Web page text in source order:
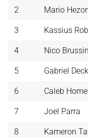
2 Mario
3 Kassius
4 Nico
5 Gabriel Deck
6 Caleb
7 Joel Parra
8 Kameron